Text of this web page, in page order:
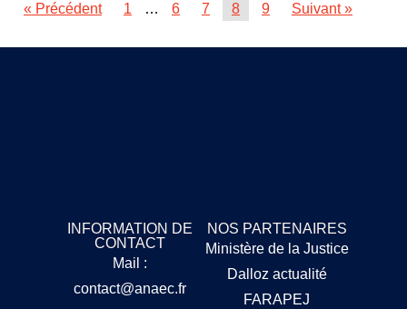
« Précédent 1 … 6 7 8 9 Suivant »
INFORMATION DE
CONTACT
Mail :
contact@anaec.fr
NOS PARTENAIRES
Ministère de la Justice
Dalloz actualité
FARAPEJ